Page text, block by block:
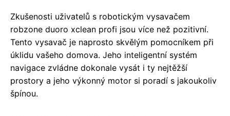
Zkušenosti uživatelů s robotickým vysavačem
robzone duoro xclean profi jsou více než pozitivní.
Tento vysavač je naprosto skvělým pomocníkem při
úklidu vašeho domova. Jeho inteligentní systém
navigace zvládne dokonale vysát i ty nejtěžší
prostory a jeho výkonný motor si poradí s jakoukoliv
špínou.